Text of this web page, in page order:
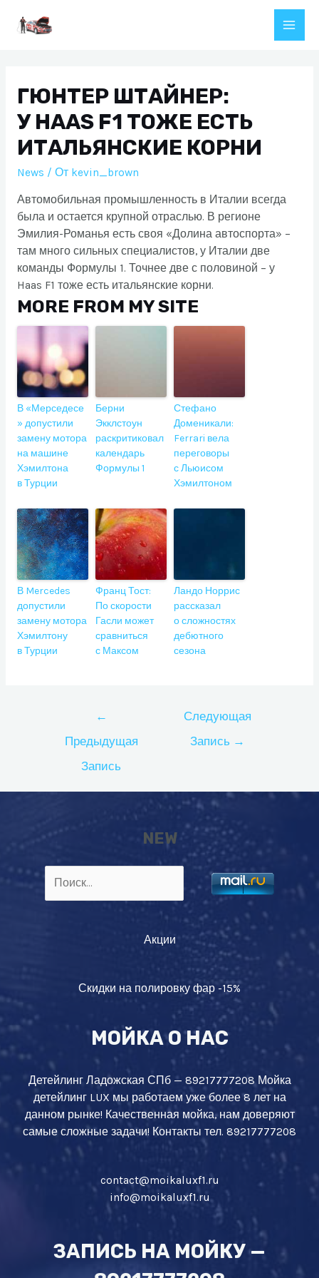
Main
ГЮНТЕР ШТАЙНЕР:
У HAAS F1 ТОЖЕ ЕСТЬ
ИТАЛЬЯНСКИЕ КОРНИ
News / От kevin_brown
Автомобильная промышленность в Италии всегда
была и остается крупной отраслью. В регионе
Эмилия-Романья есть своя «Долина автоспорта» –
там много сильных специалистов, у Италии две
команды Формулы 1. Точнее две с половиной – у
Haas F1 тоже есть итальянские корни.
MORE FROM MY SITE
В «Мерседесе
» допустили
замену мотора
на машине
Хэмилтона
в Турции
Берни
Экклстоун
раскритиковал
календарь
Формулы 1
Стефано
Доменикали:
Ferrari вела
переговоры
с Льюисом
Хэмилтоном
В Mercedes
допустили
замену мотора
Хэмилтону
в Турции
Франц Тост:
По скорости
Гасли может
сравниться
с Максом
Ландо Норрис
рассказал
о сложностях
дебютного
сезона
записям
←
Предыдущая
Запись
Следующая
Запись →
NEW
Акции
Скидки на полировку фар -15%
МОЙКА О НАС
Детейлинг Ладожская СПб — 89217777208 Мойка
детейлинг LUX мы работаем уже более 8 лет на
данном рынке! Качественная мойка, нам доверяют
самые сложные задачи! Контакты тел. 89217777208
contact@moikaluxf1.ru
info@moikaluxf1.ru
ЗАПИСЬ НА МОЙКУ —